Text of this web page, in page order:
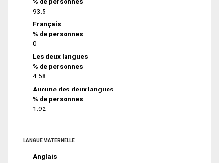
93.5
Français
% de personnes
0
Les deux langues
% de personnes
4.58
Aucune des deux langues
% de personnes
1.92
LANGUE MATERNELLE
Anglais